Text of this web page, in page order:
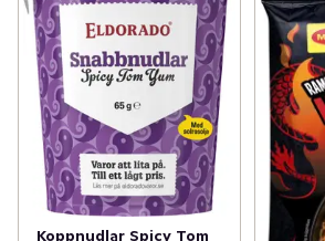
Koppnudlar Spicy Tom